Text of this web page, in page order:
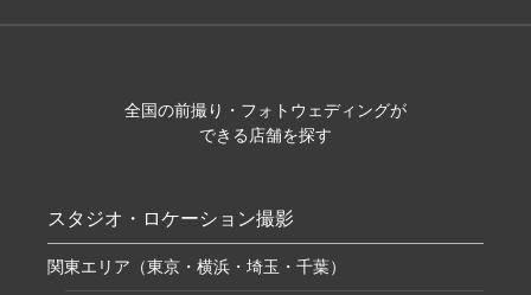
全国の前撮り・フォトウェディングが
できる店舗を探す
スタジオ・ロケーション撮影
関東エリア（東京・横浜・埼玉・千葉）